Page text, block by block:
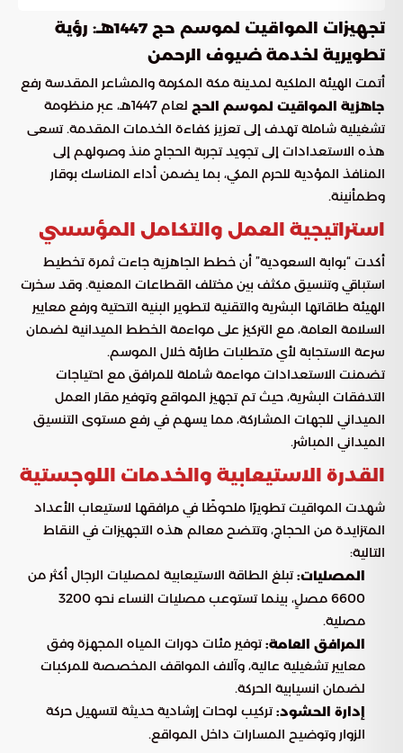
تجهيزات المواقيت لموسم حج 1447هـ: رؤية
تطويرية لخدمة ضيوف الرحمن
أتمت الهيئة الملكية لمدينة مكة المكرمة والمشاعر المقدسة رفع
جاهزية المواقيت لموسم الحج
لعام 1447هـ، عبر منظومة
تشغيلية شاملة تهدف إلى تعزيز كفاءة الخدمات المقدمة. تسعى
هذه الاستعدادات إلى تجويد تجربة الحجاج منذ وصولهم إلى
المنافذ المؤدية للحرم المكي، بما يضمن أداء المناسك بوقار
وطمأنينة.
استراتيجية العمل والتكامل المؤسسي
أكدت “بوابة السعودية” أن خطط الجاهزية جاءت ثمرة تخطيط
استباقي وتنسيق مكثف بين مختلف القطاعات المعنية. وقد سخرت
الهيئة طاقاتها البشرية والتقنية لتطوير البنية التحتية ورفع معايير
السلامة العامة، مع التركيز على مواءمة الخطط الميدانية لضمان
سرعة الاستجابة لأي متطلبات طارئة خلال الموسم.
تضمنت الاستعدادات مواءمة شاملة للمرافق مع احتياجات
التدفقات البشرية، حيث تم تجهيز المواقع وتوفير مقار العمل
الميداني للجهات المشاركة، مما يسهم في رفع مستوى التنسيق
الميداني المباشر.
القدرة الاستيعابية والخدمات اللوجستية
شهدت المواقيت تطويرًا ملحوظًا في مرافقها لاستيعاب الأعداد
المتزايدة من الحجاج، وتتضح معالم هذه التجهيزات في النقاط
التالية:
المصليات:تبلغ الطاقة الاستيعابية لمصليات الرجال أكثر من
6600 مصلٍ، بينما تستوعب مصليات النساء نحو 3200
مصلية.
المرافق العامة:توفير مئات دورات المياه المجهزة وفق
معايير تشغيلية عالية، وآلاف المواقف المخصصة للمركبات
لضمان انسيابية الحركة.
إدارة الحشود:تركيب لوحات إرشادية حديثة لتسهيل حركة
الزوار وتوضيح المسارات داخل المواقع.